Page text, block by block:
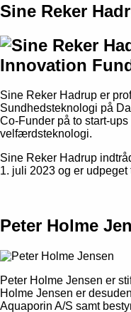
Sine Reker
Sine Reker Hadrup er
Sundhedsteknologi på
Co-Funder på to start-
velfærdsteknologi.
Sine Reker Hadrup
1. juli 2023 og er udpeget
Peter Holme
Peter Holme Jensen er
Holme Jensen er
Aquaporin A/S samt